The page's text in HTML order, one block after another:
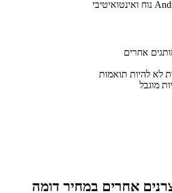
אחרים
לא להיות תואמות
מוגבל
אחרים במחיר דומה